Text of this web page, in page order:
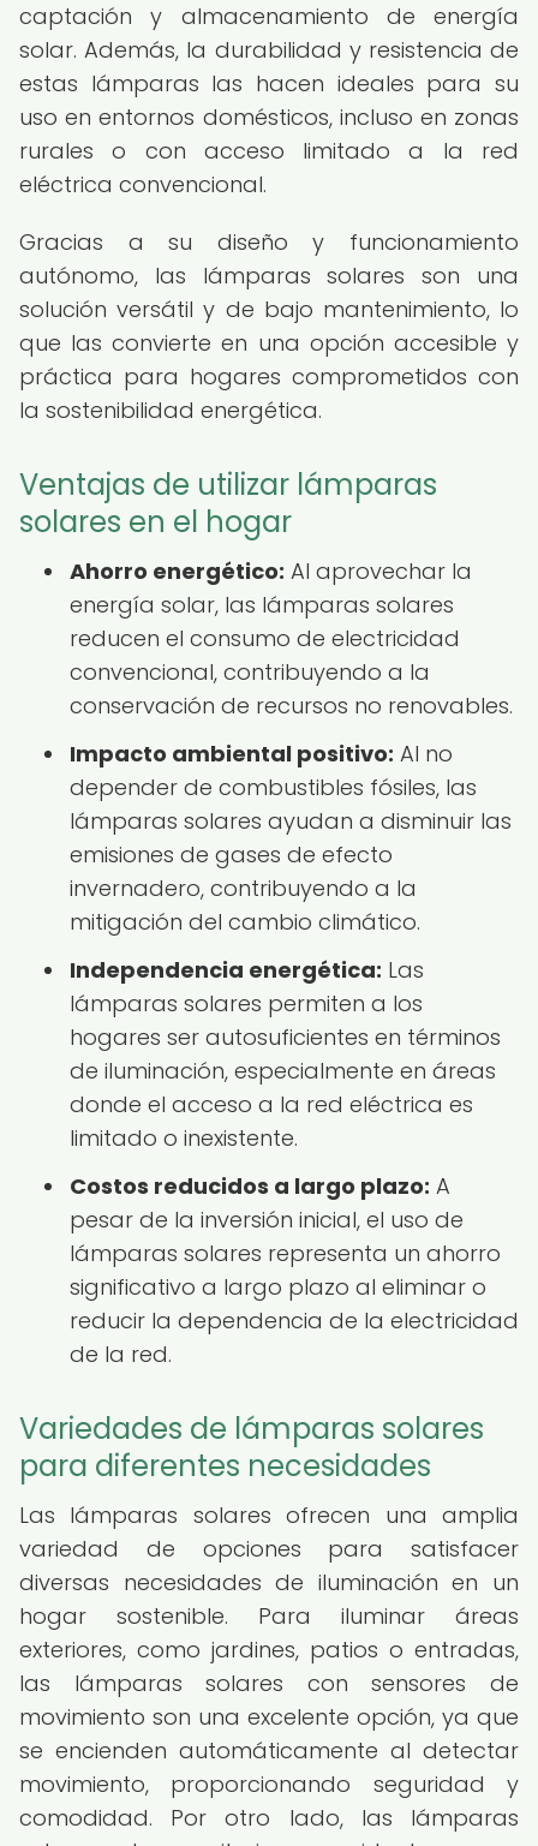
captación y almacenamiento de energía
solar. Además, la durabilidad y resistencia de
estas lámparas las hacen ideales para su
uso en entornos domésticos, incluso en zonas
rurales o con acceso limitado a la red
eléctrica convencional.
Gracias a su diseño y funcionamiento
autónomo, las lámparas solares son una
solución versátil y de bajo mantenimiento, lo
que las convierte en una opción accesible y
práctica para hogares comprometidos con
la sostenibilidad energética.
Ventajas de utilizar lámparas
solares en el hogar
Ahorro energético: Al aprovechar la
energía solar, las lámparas solares
reducen el consumo de electricidad
convencional, contribuyendo a la
conservación de recursos no renovables.
Impacto ambiental positivo: Al no
depender de combustibles fósiles, las
lámparas solares ayudan a disminuir las
emisiones de gases de efecto
invernadero, contribuyendo a la
mitigación del cambio climático.
Independencia energética: Las
lámparas solares permiten a los
hogares ser autosuficientes en términos
de iluminación, especialmente en áreas
donde el acceso a la red eléctrica es
limitado o inexistente.
Costos reducidos a largo plazo: A
pesar de la inversión inicial, el uso de
lámparas solares representa un ahorro
significativo a largo plazo al eliminar o
reducir la dependencia de la electricidad
de la red.
Variedades de lámparas solares
para diferentes necesidades
Las lámparas solares ofrecen una amplia
variedad de opciones para satisfacer
diversas necesidades de iluminación en un
hogar sostenible. Para iluminar áreas
exteriores, como jardines, patios o entradas,
las lámparas solares con sensores de
movimiento son una excelente opción, ya que
se encienden automáticamente al detectar
movimiento, proporcionando seguridad y
comodidad. Por otro lado, las lámparas